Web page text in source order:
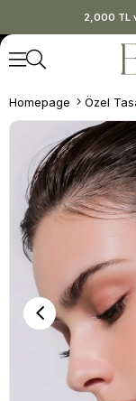
2,000 TL
Homepage Özel